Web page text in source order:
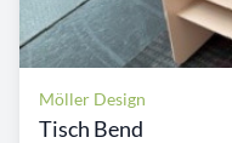
Möller Design
Tisch Bend